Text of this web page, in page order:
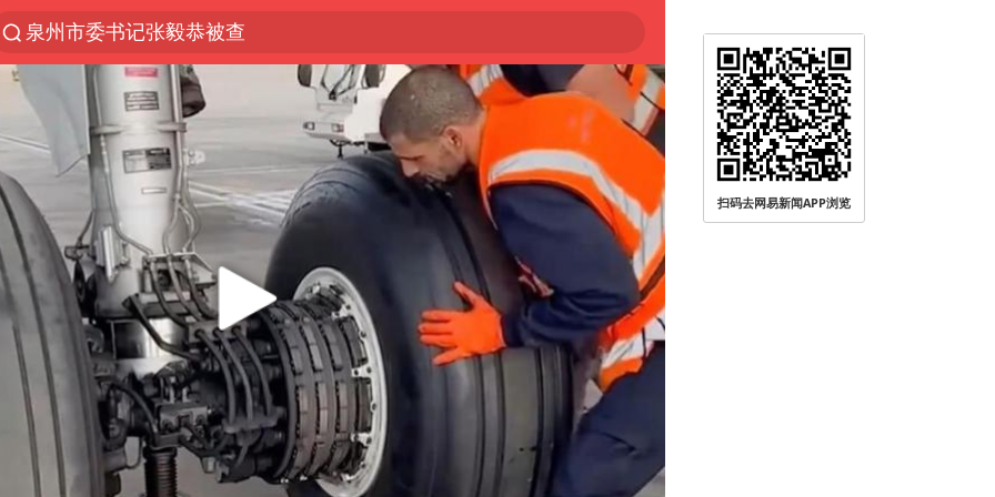
泉州市委书记张毅恭被查
“电影+”如何激发千亿级消费新活力？
全球首个长时储能一体化产业园量产
中国女篮70-67险胜尼日利亚女篮
上海：台风白海豚或将带来龙卷风
四川宜宾市高县4.9级地震致1人死亡
名创优品回应女子吐槽内裤质量差
台风白海豚已进入24小时警戒线
出口禁令驱动有色板块大涨
中巨芯：上半年归母净利润1405.77万元
秋天的第一杯奶茶到底有多火
扫码去网易新闻APP浏览